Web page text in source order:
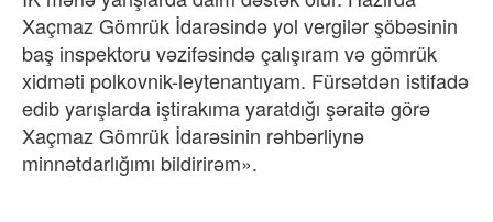
Xaçmaz Gömrük İdarəsində yol vergilər şöbəsinin
baş inspektoru vəzifəsində çalışıram və gömrük
xidməti polkovnik-leytenantıyam. Fürsətdən istifadə
edib yarışlarda iştirakıma yaratdığı şəraitə görə
Xaçmaz Gömrük İdarəsinin rəhbərliynə
minnətdarlığımı bildirirəm».